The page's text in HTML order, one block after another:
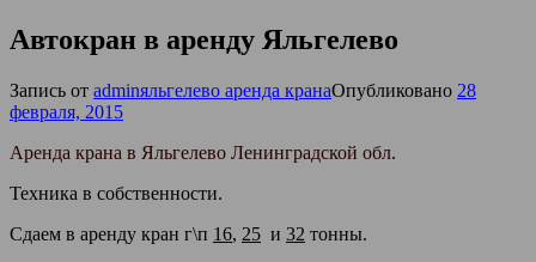
Автокран в аренду Яльгелево
Запись от adminяльгелево аренда кранаОпубликовано 28
февраля, 2015
Аренда крана в Яльгелево Ленинградской обл.
Техника в собственности.
Сдаем в аренду кран г\п 16, 25 и 32 тонны.